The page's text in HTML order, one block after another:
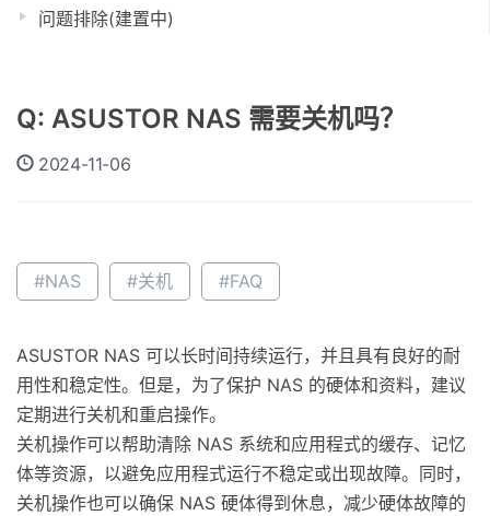
问题排除(建置中)
Q: ASUSTOR NAS 需要关机吗？
2024-11-06
#NAS #关机 #FAQ
ASUSTOR NAS 可以长时间持续运行，并且具有良好的耐
用性和稳定性。但是，为了保护 NAS 的硬体和资料，建议
定期进行关机和重启操作。
关机操作可以帮助清除 NAS 系统和应用程式的缓存、记忆
体等资源，以避免应用程式运行不稳定或出现故障。同时，
关机操作也可以确保 NAS 硬体得到休息，减少硬体故障的